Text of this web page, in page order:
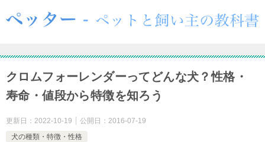
クロムフォーレンダーってどんな犬？性格・
寿命・値段から特徴を知ろう
更新日： 2022-10-19 公開日： 2016-07-19
犬の種類・特徴・性格